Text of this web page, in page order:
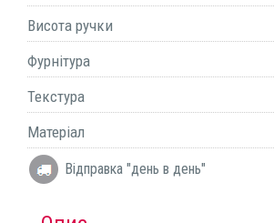
Висота ручки
Фурнітура
Текстура
Матеріал
Відправка "день в день"